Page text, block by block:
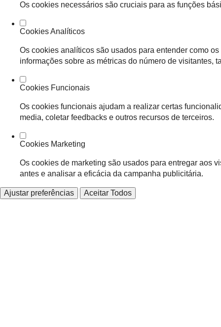
Os cookies necessários são cruciais para as funções
Cookies Analíticos
Os cookies analíticos são usados para entender como
informações sobre as métricas do número de visitantes,
Cookies Funcionais
Os cookies funcionais ajudam a realizar certas
media, coletar feedbacks e outros recursos de terceiros.
Cookies Marketing
Os cookies de marketing são usados para entregar aos
antes e analisar a eficácia da campanha publicitária.
Ajustar preferências Aceitar Todos